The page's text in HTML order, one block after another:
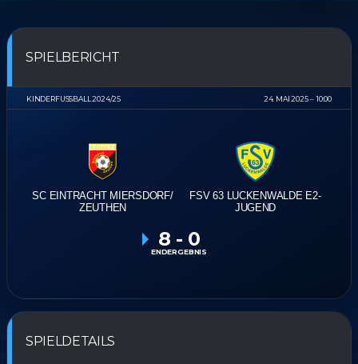
SPIELBERICHT
KINDERFUSSBALL 2024/25 24. MAI 2025 10:00
SC EINTRACHT MIERSDORF/​
ZEUTHEN
FSV 63 LUCKENWALDE E2-
JUGEND
8 - 0
ENDERGEBNIS
SPIELDETAILS